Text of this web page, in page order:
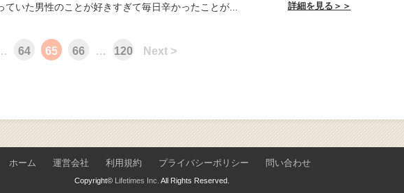
ていた男性のことが好きすぎて毎日辛かったことが... 詳細を見る＞＞
64 65 66 … 120 Next >
ホーム 運営会社 利用規約 プライバシーポリシー 問い合わせ
Copyright© Lifetimes Inc. All Rights Reserved.